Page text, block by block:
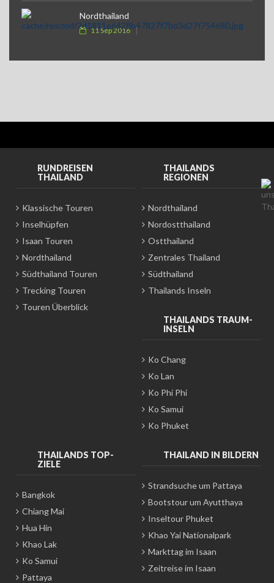
Nordthailand
11 Sep 2016
RUNDREISEN
THAILAND
Klassische Touren
Inselhüpfen
Isaan Touren
Nordthailand
Südthailand Touren
Trecking Touren
Touren Überblick
THAILANDS
REGIONEN
Nordthailand
Nordostthailand
Ostthailand
Zentrales Thailand
Südthailand
Thailands Inseln
THAILANDS TRAUM-
INSELN
Ko Chang
Ko Lan
Ko Phi Phi
Ko Samui
Ko Phuket
THAILANDS TOP-
ZIELE
Bangkok
Chiang Mai
Hua Hin
Khao Lak
Ko Samui
Pattaya
THAILAND IN BILDERN
Strandsuche um Pattaya
Bootstour um Ayutthaya
Inseltour Phuket
Khao Yai Nationalpark
Markttag im Isaan
Zeitreise im Isaan